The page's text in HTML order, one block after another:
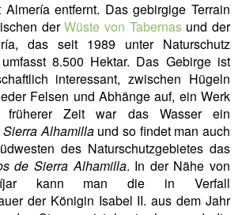
Almería entfernt. Das gebirgige Terrain
derWüste von Tabernasund der
das seit 1989 unter Naturschutz
8.500 Hektar. Das Gebirge ist
interessant, zwischen Hügeln
Felsen und Abhänge auf, ein Werk
Zeit war das Wasser ein
Sierra Alhamillaund so findet man auch
des Naturschutzgebietes das
de Sierra Alhamilla. In der Nähe von
kann man die in Verfall
der Königin Isabel II. aus dem Jahr